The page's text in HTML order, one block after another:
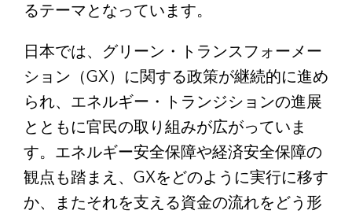
るテーマとなっています。
日本では、グリーン・トランスフォーメー
ション（GX）に関する政策が継続的に進め
られ、エネルギー・トランジションの進展
とともに官民の取り組みが広がっていま
す。エネルギー安全保障や経済安全保障の
観点も踏まえ、GXをどのように実行に移す
か、またそれを支える資金の流れをどう形